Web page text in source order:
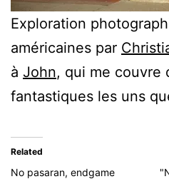
Exploration
américaines par
à John, qui me couvre
fantastiques les uns
Related
No pasaran, endgame